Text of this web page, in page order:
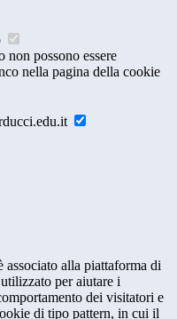
non possono essere
nella pagina della cookie
associato alla piattaforma di
per aiutare i
dei visitatori e
di tipo pattern, in cui il